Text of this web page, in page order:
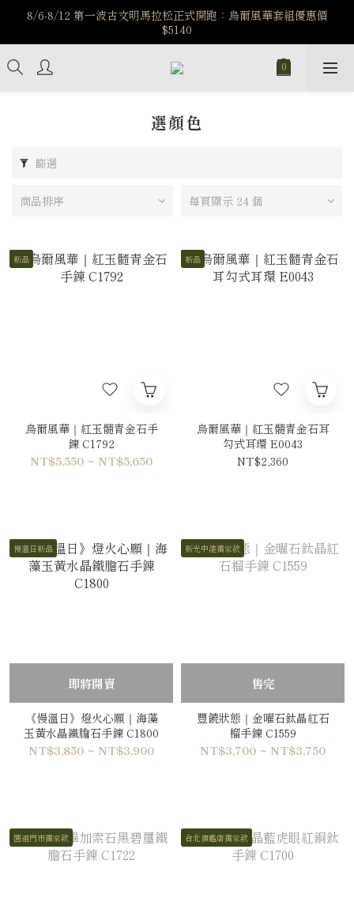
️8/6-8/12 第一波古文明馬拉松正式開跑：烏爾風華套組優惠價
$5140
️8/6-8/12 第一波古文明馬拉松正式開跑：烏爾風華套組優惠價
$5140
7/15-8/25 神秘星象學系列｜獅子座時區 項鍊 X 戒指 X 手鍊 享福
利
選顏色
篩選
商品排序 每頁顯示 24 個
新品
烏爾風華｜紅玉髓青金石手
鍊 C1792
NT$5,550 ~ NT$5,650
新品
烏爾風華｜紅玉髓青金石耳
勾式耳環 E0043
NT$2,360
慢溫日新品
即將開賣
《慢溫日》燈火心願｜海藻
玉黃水晶鐵膽石手鍊 C1800
NT$3,850 ~ NT$3,900
新光中港獨家款
售完
豐饒狀態｜金曜石鈦晶紅石
榴手鍊 C1559
NT$3,700 ~ NT$3,750
園道門市獨家款 台北旗艦店獨家款